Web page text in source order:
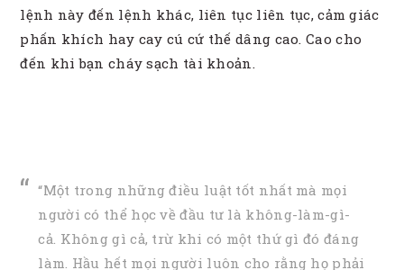
lệnh này đến lệnh khác, liên tục liên tục, cảm giác
phấn khích hay cay cú cứ thế dâng cao. Cao cho
đến khi bạn cháy sạch tài khoản.
“Một trong những điều luật tốt nhất mà mọi
người có thể học về đầu tư là không-làm-gì-
cả. Không gì cả, trừ khi có một thứ gì đó đáng
làm. Hầu hết mọi người luôn cho rằng họ phải